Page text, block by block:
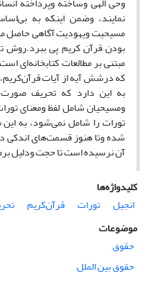
نمایند، وضمن اینکه به
مسیحیت ویهودیت آگاهی حاصل
بودن قرآن کریم پی ببرد.روش
مبتنی بر مطالعات کتابخانه‌ای
که درشش آیه از آیات
به این دارد که تحریف
ومسیحیان شامل لفظ ومعنای
تورات را شامل نمی‌شود، به
شده وتا هنوز قسمت‌های
آن نرسیده است تا حجت ودلیل
کلیدواژه‌ها
انجیل
تورات قرآن‌کریم
موضوعات
حقوق
حقوق بین الملل